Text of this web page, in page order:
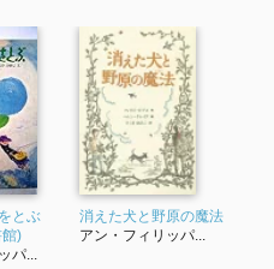
とぶ
)
パ...
消えた犬と野原の魔法
アン・フィリッパ...